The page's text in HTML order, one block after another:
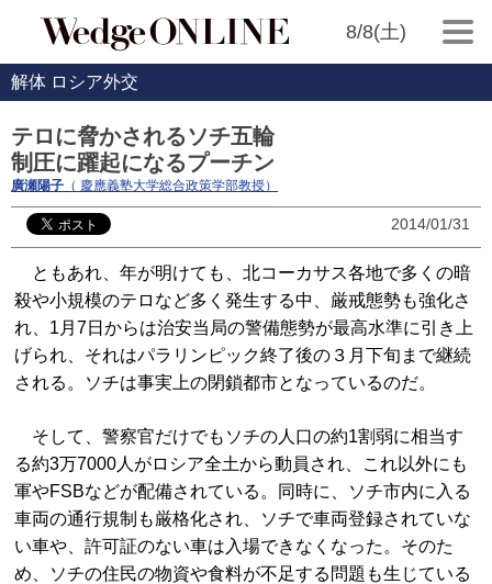
8/8(土)
解体 ロシア外交
テロに脅かされるソチ五輪
制圧に躍起になるプーチン
廣瀬陽子 （ 慶應義塾大学総合政策学部教授）
2014/01/31
ともあれ、年が明けても、北コーカサス各地で多くの暗
殺や小規模のテロなど多く発生する中、厳戒態勢も強化さ
れ、1月7日からは治安当局の警備態勢が最高水準に引き上
げられ、それはパラリンピック終了後の３月下旬まで継続
される。ソチは事実上の閉鎖都市となっているのだ。
そして、警察官だけでもソチの人口の約1割弱に相当す
る約3万7000人がロシア全土から動員され、これ以外にも
軍やFSBなどが配備されている。同時に、ソチ市内に入る
車両の通行規制も厳格化され、ソチで車両登録されていな
い車や、許可証のない車は入場できなくなった。そのた
め、ソチの住民の物資や食料が不足する問題も生じている